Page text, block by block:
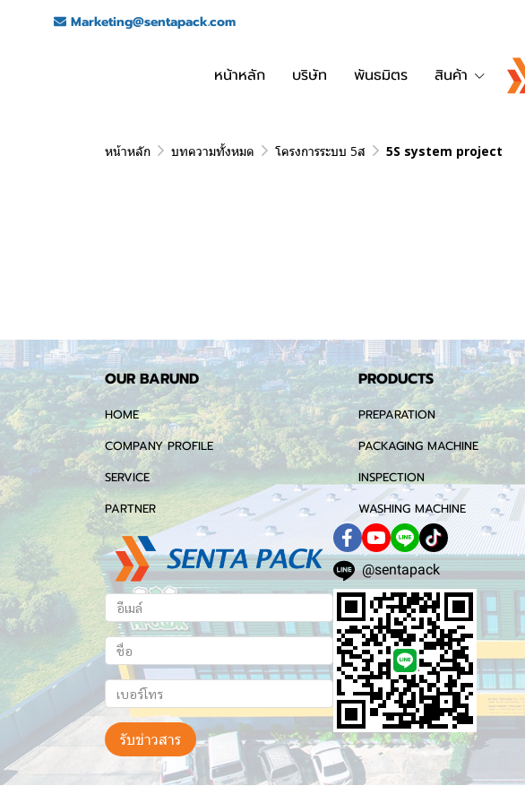
Marketing@sentapack.com
หน้าหลัก บริษัท พันธมิตร สินค้า
หน้าหลัก บทความทั้งหมด โครงการระบบ 5ส 5S system project
OUR BARUND
HOME
COMPANY PROFILE
SERVICE
PARTNER
PRODUCTS
PREPARATION
PACKAGING MACHINE
INSPECTION
WASHING MACHINE
รับข่าวสาร
@sentapack